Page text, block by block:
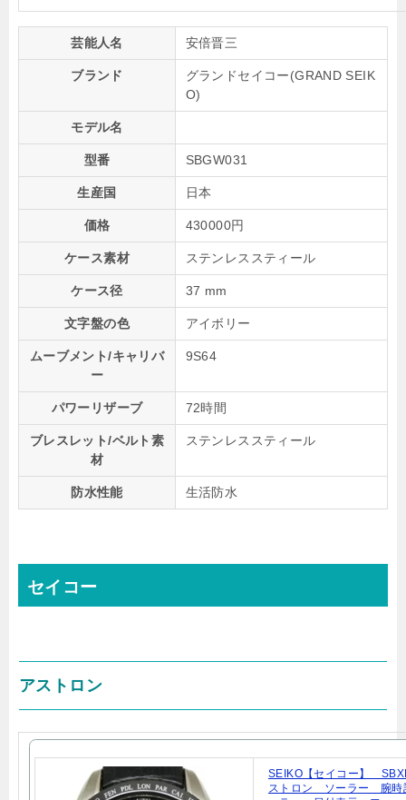
芸能人名 安倍晋三
ブランド
グランドセイコー(GRAND SEIK
O)
モデル名
型番 SBGW031
生産国 日本
価格 430000円
ケース素材 ステンレススティール
ケース径 37 mm
文字盤の色 アイボリー
ムーブメント/キャリバ
ー
9S64
パワーリザーブ 72時間
ブレスレット/ベルト素
材
ステンレススティール
防水性能 生活防水
セイコー
アストロン
SEIKO【セイコー】
ストロン ソーラー 腕